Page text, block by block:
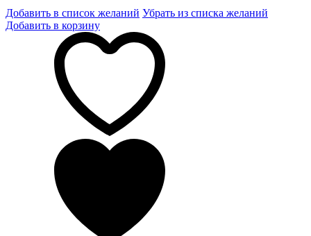
Добавить в список желаний Убрать из списка желаний
Добавить в корзину